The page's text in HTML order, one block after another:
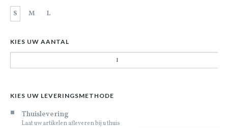
S M L
KIES UW AANTAL
KIES UW LEVERINGSMETHODE
Thuislevering
Laat uw artikelen afleveren bij u thuis